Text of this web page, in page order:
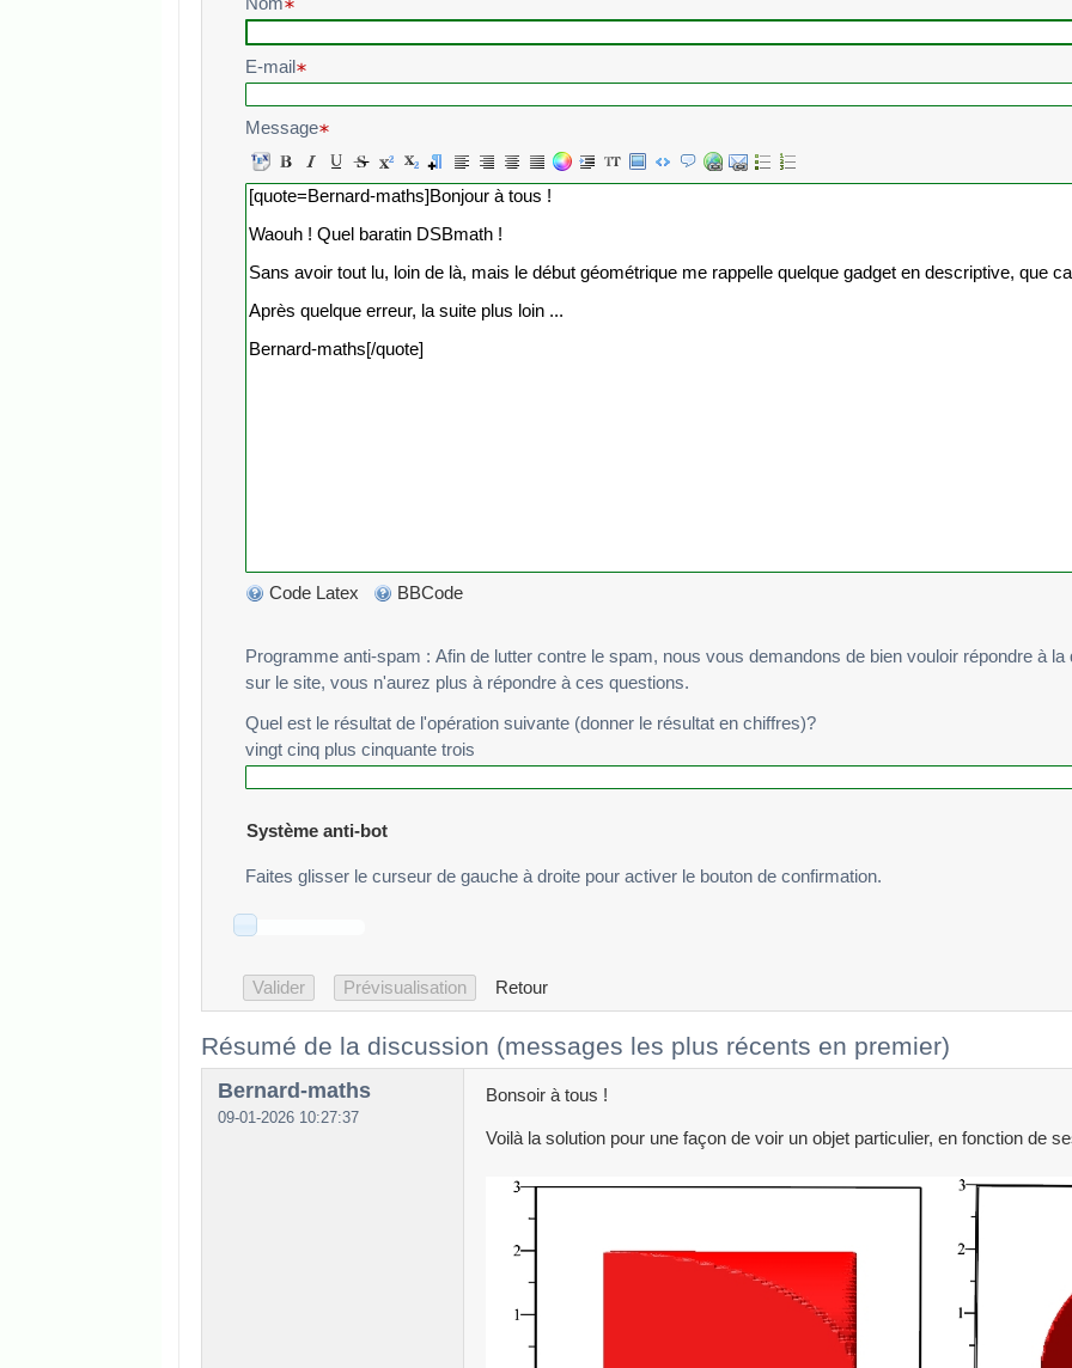
E-mail
Message
Code Latex BBCode
Programme anti-spam : Afin de lutter contre le spam, nous vous demandons de bien vouloir répondre à la question
sur le site, vous n'aurez plus à répondre à ces questions.
Quel est le résultat de l'opération suivante (donner le résultat en chiffres)?
vingt cinq plus cinquante trois
Système anti-bot
Faites glisser le curseur de gauche à droite pour activer le bouton de confirmation.
Retour
Résumé de la discussion (messages les plus récents en premier)
Bernard-maths
09-01-2026 10:27:37
Bonsoir à tous !
Voilà la solution pour une façon de voir un objet particulier, en fonction de